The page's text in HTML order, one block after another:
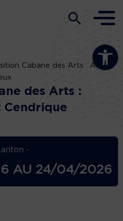
Ouvrir la
Cabane des Arts : Annie
des Arts :
Cendrique
Lanton -
AU 24/04/2026